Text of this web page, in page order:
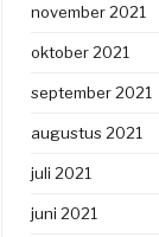
november 2021
oktober 2021
september 2021
augustus 2021
juli 2021
juni 2021